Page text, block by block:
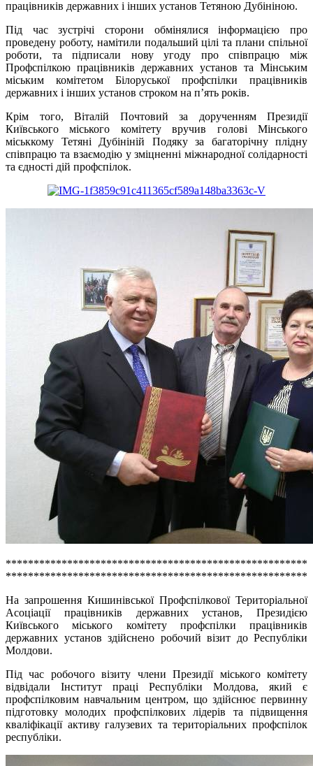
працівників державних і інших установ Тетяною Дубініною.
Під час зустрічі сторони обмінялися інформацією про
проведену роботу, намітили подальший цілі та плани спільної
роботи, та підписали нову угоду про співпрацю між
Профспілкою працівників державних установ та Мінським
міським комітетом Білоруської профспілки працівників
державних і інших установ строком на п’ять років.
Крім того, Віталій Почтовий за дорученням Президії
Київського міського комітету вручив голові Мінського
міськкому Тетяні Дубініній Подяку за багаторічну плідну
співпрацю та взаємодію у зміцненні міжнародної солідарності
та єдності дій профспілок.
******************************************************
******************************************************
На запрошення Кишинівської Профспілкової Територіальної
Асоціації працівників державних установ, Президією
Київського міського комітету профспілки працівників
державних установ здійснено робочий візит до Республіки
Молдови.
Під час робочого візиту члени Президії міського комітету
відвідали Інститут праці Республіки Молдова, який є
профспілковим навчальним центром, що здійснює первинну
підготовку молодих профспілкових лідерів та підвищення
кваліфікації активу галузевих та територіальних профспілок
республіки.